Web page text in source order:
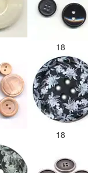
18
18